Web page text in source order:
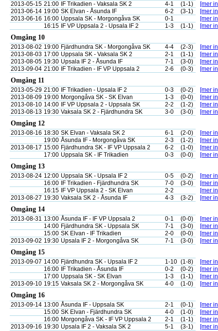
2013-05-15 21:00 IF Trikadien - Vaksala SK 2 4-1 (1-1)
[mer
2013-06-14 19:00 SK Elvan - Åsunda IF 6-2 (3-1)
[mer
2013-06-16 16:00 Uppsala SK - Morgongåva SK 0-1
[mer
16:15
IF VP Uppsala 2 - Upsala IF 2 1-3 (1-1) [mer
Omgång 10
2013-08-02 19:00 Fjärdhundra SK - Morgongåva SK 4-4 (2-3)
[mer
2013-08-03 17:00 Uppsala SK - Vaksala SK 2 2-1 (1-1)
[mer
2013-08-05 19:30 Upsala IF 2 - Åsunda IF 7-1 (3-0)
[mer
2013-09-04 21:00 IF Trikadien - IF VP Uppsala 2 2-6 (0-3) [mer
Omgång 11
2013-05-29 21:00 IF Trikadien - Upsala IF 2 0-3 (0-2)
[mer
2013-08-09 19:00 Morgongåva SK - SK Elvan 1-3 (0-0)
[mer
2013-08-10 14:00 IF VP Uppsala 2 - Uppsala SK 2-2 (1-2)
[mer
2013-08-13 19:30 Vaksala SK 2 - Fjärdhundra SK 3-0 (3-0) [mer
Omgång 12
2013-08-16 18:30 SK Elvan - Vaksala SK 2 6-1 (2-0)
[mer
19:00 Åsunda IF - Morgongåva SK 2-3 (1-2)
[mer
2013-08-17 15:00 Fjärdhundra SK - IF VP Uppsala 2 6-2 (1-0)
[mer
17:00 Uppsala SK - IF Trikadien 0-3 (0-0) [mer
Omgång 13
2013-08-24 12:00 Uppsala SK - Upsala IF 2 0-5 (0-2)
[mer
16:00
IF Trikadien - Fjärdhundra SK 7-0 (3-0)
[mer
16:15
IF VP Uppsala 2 - SK Elvan 2-2
[mer
2013-08-27 19:30 Vaksala SK 2 - Åsunda IF 4-3 (3-2) [mer
Omgång 14
2013-08-31 13:00 Åsunda IF - IF VP Uppsala 2 0-1 (0-0)
[mer
14:00 Fjärdhundra SK - Uppsala SK 7-1 (3-0)
[mer
15:00 SK Elvan - IF Trikadien 2-0 (0-0)
[mer
2013-09-02 19:30 Upsala IF 2 - Morgongåva SK 7-1 (3-0) [mer
Omgång 15
2013-09-07 14:00 Fjärdhundra SK - Upsala IF 2 1-10 (1-8)
[mer
16:00
IF Trikadien - Åsunda IF 0-2 (0-2)
[mer
17:00 Uppsala SK - SK Elvan 1-3 (1-1)
[mer
2013-09-10 19:15 Vaksala SK 2 - Morgongåva SK 4-0 (1-0) [mer
Omgång 16
2013-09-14 13:00 Åsunda IF - Uppsala SK 2-1 (0-1)
[mer
15:00 SK Elvan - Fjärdhundra SK 4-0 (1-0)
[mer
16:00 Morgongåva SK - IF VP Uppsala 2 2-1 (1-1)
[mer
2013-09-16 19:30 Upsala IF 2 - Vaksala SK 2 5-1 (3-1) [mer